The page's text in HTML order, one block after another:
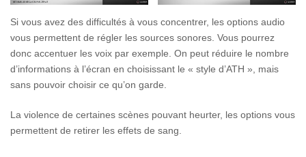
Si vous avez des difficultés à vous concentrer, les options audio
vous permettent de régler les sources sonores. Vous pourrez
donc accentuer les voix par exemple. On peut réduire le nombre
d’informations à l’écran en choisissant le « style d’ATH », mais
sans pouvoir choisir ce qu’on garde.
La violence de certaines scènes pouvant heurter, les options vous
permettent de retirer les effets de sang.